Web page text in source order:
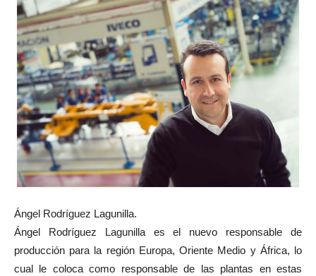
Ángel Rodríguez Lagunilla.
Ángel Rodríguez Lagunilla es el nuevo responsable de
producción para la región Europa, Oriente Medio y África, lo
cual le coloca como responsable de las plantas en estas